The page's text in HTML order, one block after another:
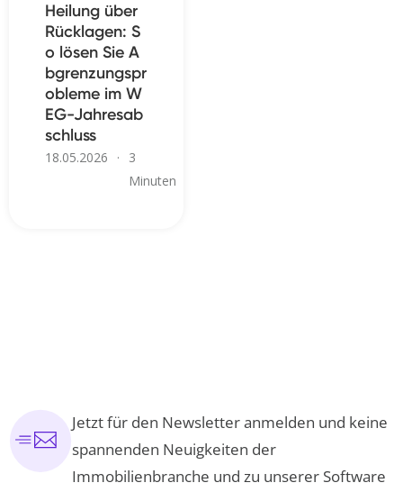
Heilung über
Rücklagen: S
o lösen Sie A
bgrenzungspr
obleme im W
EG-Jahresab
schluss
18.05.2026 ·
3
Minuten
Jetzt für den Newsletter anmelden und keine
spannenden Neuigkeiten der
Immobilienbranche und zu unserer Software